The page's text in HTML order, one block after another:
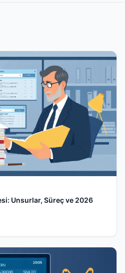
Unsurlar, Süreç ve 2026